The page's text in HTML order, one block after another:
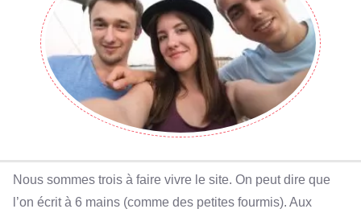
Nous sommes trois à faire vivre le site. On peut dire que
l’on écrit à 6 mains (comme des petites fourmis). Aux